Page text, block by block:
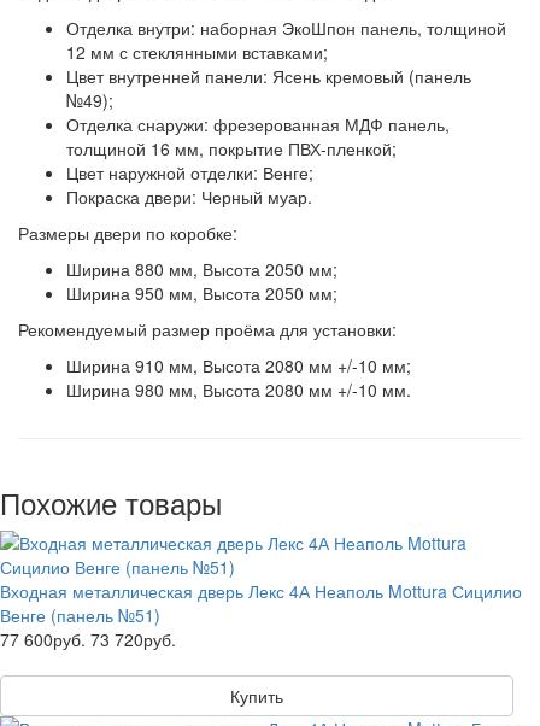
Отделка внутри: наборная ЭкоШпон панель, толщиной
12 мм с стеклянными вставками;
Цвет внутренней панели: Ясень кремовый (панель
№49);
Отделка снаружи: фрезерованная МДФ панель,
толщиной 16 мм, покрытие ПВХ-пленкой;
Цвет наружной отделки: Венге;
Покраска двери: Черный муар.
Размеры двери по коробке:
Ширина 880 мм, Высота 2050 мм;
Ширина 950 мм, Высота 2050 мм;
Рекомендуемый размер проёма для установки:
Ширина 910 мм, Высота 2080 мм +/-10 мм;
Ширина 980 мм, Высота 2080 мм +/-10 мм.
Похожие товары
Входная металлическая дверь Лекс 4А Неаполь Mottura Сицилио
Венге (панель №51)
77 600руб. 73 720руб.
Купить